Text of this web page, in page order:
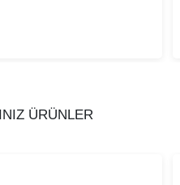
ÜRÜNLER